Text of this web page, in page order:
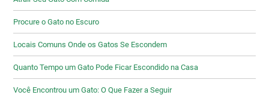
Procure o Gato no Escuro
Locais Comuns Onde os Gatos Se Escondem
Quanto Tempo um Gato Pode Ficar Escondido na Casa
Você Encontrou um Gato: O Que Fazer a Seguir